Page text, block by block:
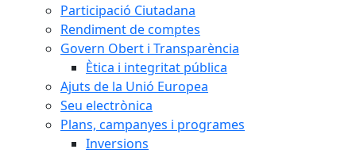
Participació Ciutadana
Rendiment de comptes
Govern Obert i Transparència
Ètica i integritat pública
Ajuts de la Unió Europea
Seu electrònica
Plans, campanyes i programes
Inversions